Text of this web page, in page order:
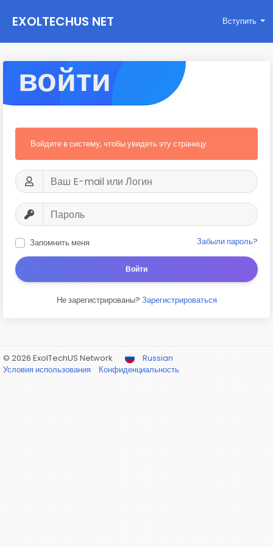
EXOLTECHUS NET
WORK
Вступить
войти
Войдите в систему, чтобы увидеть эту страницу
Запомнить меня Забыли пароль?
Войти
Не зарегистрированы? Зарегистрироваться
© 2026 ExolTechUS Network
Russian
Условия использования
Конфиденциальность